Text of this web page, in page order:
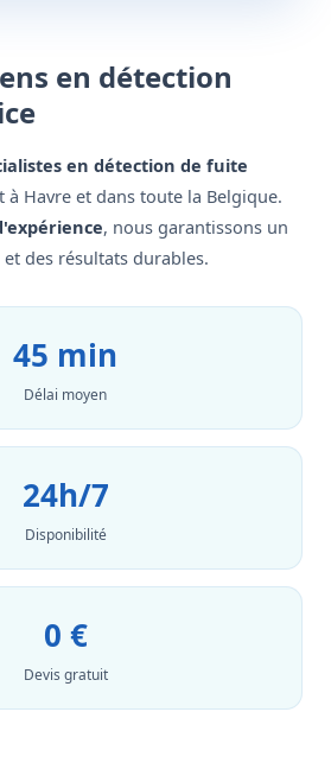
en détection
en détection de fuite
Havre et dans toute la Belgique.
, nous garantissons un
des résultats durables.
45 min
Délai moyen
24h/7
Disponibilité
0 €
Devis gratuit